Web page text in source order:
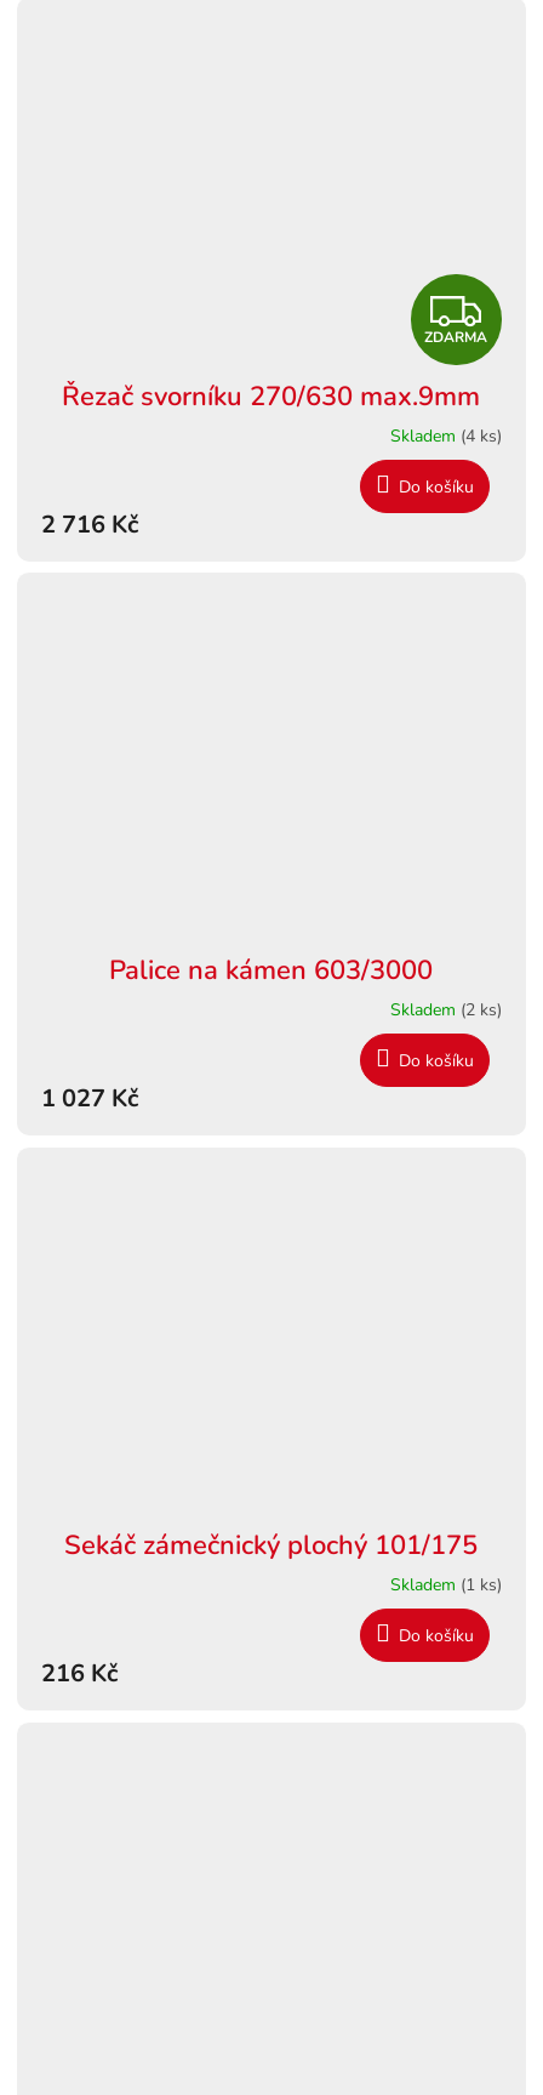
Z
D
R
M
ZDARMA
Řezač svorníku 270/630 max.9mm
Skladem (4 ks)
2 716 Kč
Do košíku
Palice na kámen 603/3000
Skladem (2 ks)
1 027 Kč
Do košíku
Sekáč zámečnický plochý 101/175
Skladem (1 ks)
216 Kč
Do košíku